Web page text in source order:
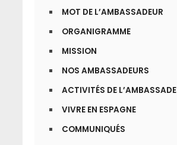
MOT DE L’AMBASSADEUR
ORGANIGRAMME
MISSION
NOS AMBASSADEURS
ACTIVITÉS DE L’AMBASSADE
VIVRE EN ESPAGNE
COMMUNIQUÉS